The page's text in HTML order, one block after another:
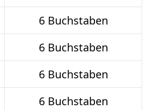
6 Buchstaben
6 Buchstaben
6 Buchstaben
6 Buchstaben